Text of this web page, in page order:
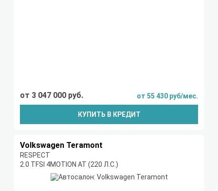
от 3 047 000 руб. от 55 430 руб/мес.
КУПИТЬ В КРЕДИТ
Volkswagen Teramont
RESPECT
2.0 TFSI 4MOTION AT (220 Л.С.)